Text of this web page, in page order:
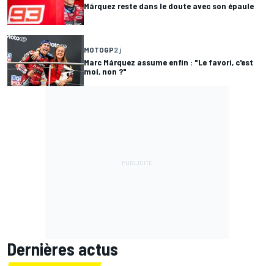
Márquez reste dans le doute avec son épaule
MOTOGP2 j
Marc Márquez assume enfin : "Le favori, c'est
moi, non ?"
Dernières actus